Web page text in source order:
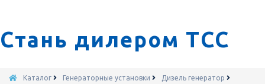
Стань дилером ТСС
Каталог Генераторные установки
Дизель генератор